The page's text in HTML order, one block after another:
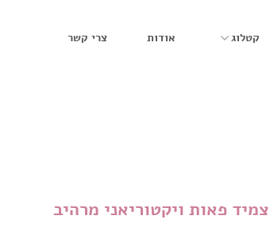
קטלוג אודות צרי קשר
צמיד פאות ויקטוריאני מרהיב